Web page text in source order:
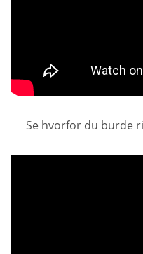
Se hvorfor du burde